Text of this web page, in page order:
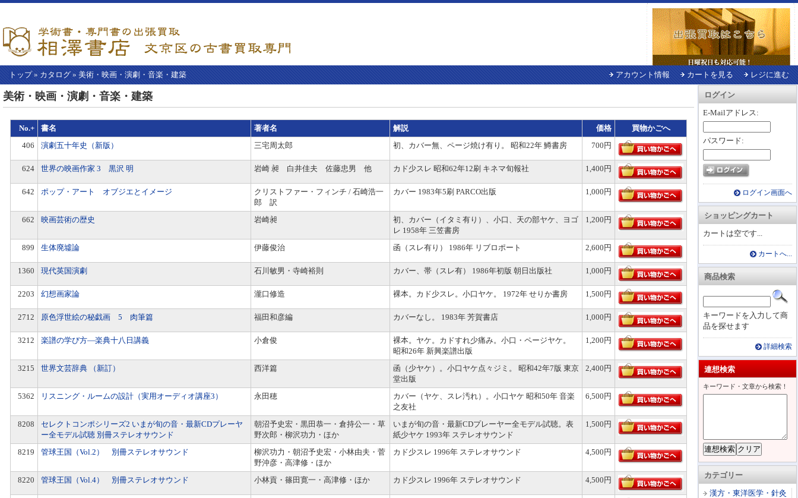
トップ» カタログ » 美術・映画・演劇・音楽・建築 アカウント情報 カートを見る レジに進む
ログイン
E-Mailアドレス:
パスワード:
ログイン画面へ
ショッピングカート
カートは空です...
カートへ...
商品検索
キーワードを入力して商
品を探せます
詳細検索
連想検索
キーワード・文章から検索！
カテゴリー
漢方・東洋医学・針灸
【こ
こ
ら
美術・映画・演劇・音楽・建築
No.+ 書名 著者名 解説 価格
買物かごへ
406
演劇五十年史（新版） 三宅周太郎 初、カバー無、ページ焼け有り。 昭和22年 鱒書房 700円
624 世界の映画作家 3 黒沢 明 岩崎 昶 白井佳夫 佐藤忠男 他 カド少スレ 昭和62年12刷 キネマ旬報社 1,400円
642 ポップ・アート オブジエとイメージ
クリストファー・フィンチ / 石崎浩一
郎 訳
カバー 1983年5刷 PARCO出版 1,000円
662 映画芸術の歴史 岩崎昶
初、カバー（イタミ有り）、小口、天の部ヤケ、ヨゴ
レ 1958年 三笠書房
1,200円
899 生体廃墟論 伊藤俊治 函（スレ有り） 1986年 リブロポート 2,600円
1360 現代英国演劇 石川敏男・寺崎裕則 カバー、帯（スレ有） 1986年初版 朝日出版社 1,000円
2203 幻想画家論 瀧口修造 裸本。カド少スレ。小口ヤケ。 1972年 せりか書房 1,500円
2712 原色浮世絵の秘戯画 5 肉筆篇 福田和彦編 カバーなし。 1983年 芳賀書店 1,000円
3212 楽譜の学び方―楽典十八日講義 小倉俊
裸本。ヤケ。カドすれ少痛み。小口・ページヤケ。
昭和26年 新興楽譜出版
1,200円
3215 世界文芸辞典 （新訂） 西洋篇
函（少ヤケ）。小口ヤケ点々ジミ。 昭和42年7版 東京
堂出版
2,400円
5362 リスニング・ルームの設計（実用オーディオ講座3） 永田穂
カバー（ヤケ、スレ汚れ）。小口ヤケ 昭和50年 音楽
之友社
6,500円
8208
セレクトコンポシリーズ2 いまが旬の音・最新CDプレーヤ
ー全モデル試聴 別冊ステレオサウンド
朝沼予史宏・黒田恭一・倉持公一・草
野次郎・柳沢功力・ほか
いまが旬の音・最新CDプレーヤー全モデル試聴。表
紙少ヤケ 1993年 ステレオサウンド
1,500円
8219 管球王国（Vol.2） 別冊ステレオサウンド
柳沢功力・朝沼予史宏・小林由夫・菅
野沖彦・高津修・ほか
カド少スレ 1996年 ステレオサウンド 4,500円
8220 管球王国（Vol.4） 別冊ステレオサウンド 小林貢・篠田寛一・高津修・ほか カド少スレ 1996年 ステレオサウンド 4,500円